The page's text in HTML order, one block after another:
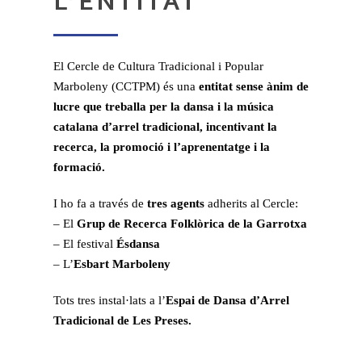
El Cercle de Cultura Tradicional i Popular
Marboleny (CCTPM) és una entitat sense ànim de
lucre que treballa per la dansa i la música
catalana d’arrel tradicional, incentivant la
recerca, la promoció i l’aprenentatge i la
formació.
I ho fa a través de tres agentsadherits al Cercle:
– El Grup de Recerca Folklòrica de la Garrotxa
– El festival Ésdansa
– L’Esbart Marboleny
Tots tres instal·lats a l’Espai de Dansa d’Arrel
Tradicional de Les Preses.